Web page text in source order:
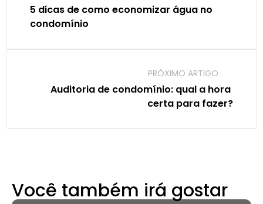
5 dicas de como economizar água no
condomínio
PRÓXIMO ARTIGO
Auditoria de condomínio: qual a hora
certa para fazer?
Você também irá gostar